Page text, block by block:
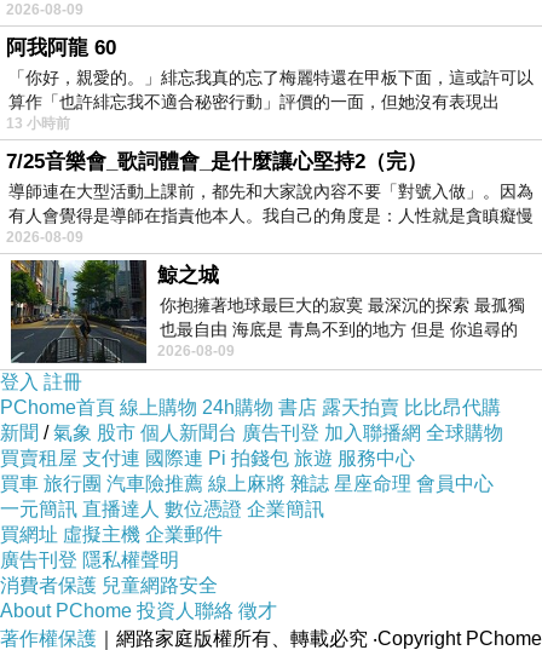
也跟我一樣喜歡不妨看看喔!
↓↓↓限量特優價格按鈕↓↓↓強力推薦
2026-08-09
阿我阿龍 60
「你好，親愛的。」緋忘我真的忘了梅麗特還在甲板下面，這或許可以
算作「也許緋忘我不適合秘密行動」評價的一面，但她沒有表現出
13 小時前
7/25音樂會_歌詞體會_是什麼讓心堅持2（完）
導師連在大型活動上課前，都先和大家說內容不要「對號入做」。因為
有人會覺得是導師在指責他本人。我自己的角度是：人性就是貪瞋癡慢
2026-08-09
鯨之城
你抱擁著地球最巨大的寂寞 最深沉的探索 最孤獨
也最自由 海底是 青鳥不到的地方 但是 你追尋的
幸福 可以比珍珠更
2026-08-09
登入 註冊
PChome首頁 線上購物 24h購物 書店 露天拍賣 比比昂代購
新聞 /氣象 股市 個人新聞台 廣告刊登 加入聯播網 全球購物
買賣租屋 支付連 國際連 Pi 拍錢包 旅遊 服務中心
買車 旅行團 汽車險推薦 線上麻將 雜誌 星座命理 會員中心
一元簡訊 直播達人 數位憑證 企業簡訊
買網址 虛擬主機 企業郵件
廣告刊登 隱私權聲明
消費者保護 兒童網路安全
About PChome 投資人聯絡 徵才
著作權保護 ｜網路家庭版權所有、轉載必究 ‧Copyright PChome